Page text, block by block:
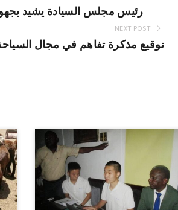
رئيس مجلس السيادة يشيد
NEXT POST
نوقيع مذكرة تفاهم في مجال